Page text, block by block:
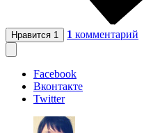
Нравится 1 1 комментарий
Facebook
Вконтакте
Twitter